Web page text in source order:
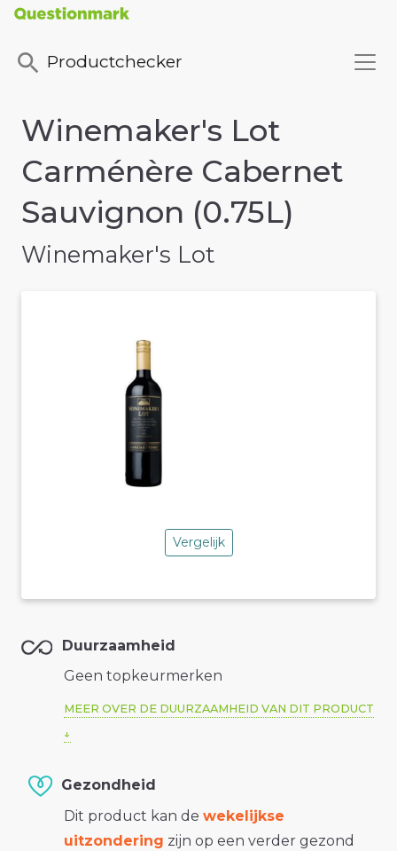
Productchecker
Winemaker's Lot
Carménère Cabernet
Sauvignon (0.75L)
Winemaker's Lot
Vergelijk
Duurzaamheid
Geen topkeurmerken
MEER OVER DE DUURZAAMHEID VAN DIT PRODUCT
Gezondheid
Dit product kan de wekelijkse
uitzondering zijn op een verder gezond